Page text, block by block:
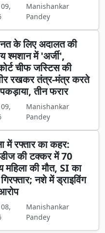
Manishankar
Pandey
के लिए अदालत की
श्मशान में 'अर्जी',
चीफ जस्टिस की
रखकर तंत्र-मंत्र करते
तीन फरार
Manishankar
Pandey
में रफ्तार का कहर:
की टक्कर में 70
महिला की मौत, SI का
नशे में ड्राइविंग
Manishankar
Pandey